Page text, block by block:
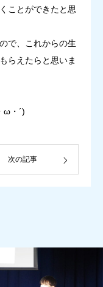
ことができたと思
で、これからの生
らえたらと思いま
・´)ゞ
次の記事